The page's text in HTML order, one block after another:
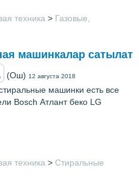
техника > Газовые,
машинкалар сатылат
(Ош) 12 августа 2018
машинки есть все
Bosch Атлант беко LG
техника > Стиральные